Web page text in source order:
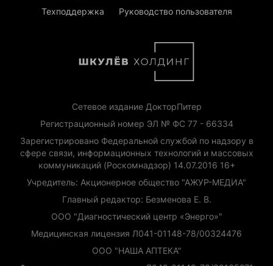
Техподдержка
Руководство пользователя
Сетевое издание ДокторПитер
Регистрационный номер ЭЛ № ФС 77 - 66334
Зарегистрировано Федеральной службой по надзору в
сфере связи, информационных технологий и массовых
коммуникаций (Роскомнадзор) 14.07.2016 16+
Учредитель: Акционерное общество "АЖУР-МЕДИА"
Главный редактор: Безменова Е. В.
ООО "Диагностический центр «Энерго»"
Медицинская лицензия Л041-01148-78/00324476
ООО "НАША АПТЕКА"